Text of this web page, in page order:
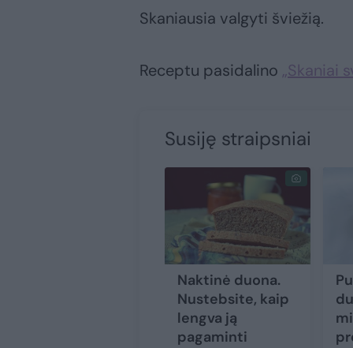
Skaniausia valgyti šviežią.
Receptu pasidalino „Skaniai
Susiję straipsniai
Naktinė duona.
Nustebsite, kaip
lengva ją
pagaminti